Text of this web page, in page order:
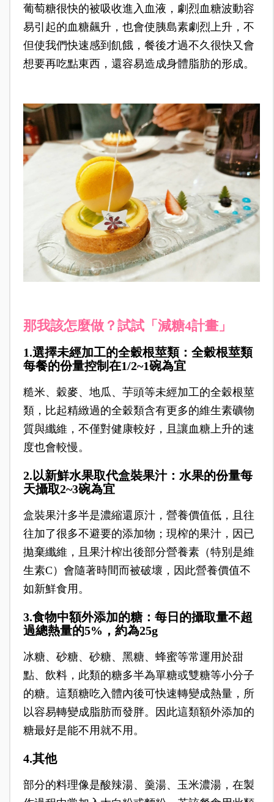
葡萄糖很快的被吸收進入血液，劇烈血糖波動容
易引起的血糖飆升，也會使胰島素劇烈上升，不
但使我們快速感到飢餓，餐後才過不久很快又會
想要再吃點東西，還容易造成身體脂肪的形成。
那我該怎麼做？試試「減糖4計畫」
1.選擇未經加工的全穀根莖類：全穀根莖類
每餐的份量控制在1/2~1碗為宜
糙米、穀麥、地瓜、芋頭等未經加工的全穀根莖
類，比起精緻過的全穀類含有更多的維生素礦物
質與纖維，不僅對健康較好，且讓血糖上升的速
度也會較慢。
2.以新鮮水果取代盒裝果汁：水果的份量每
天攝取2~3碗為宜
盒裝果汁多半是濃縮還原汁，營養價值低，且往
往加了很多不避要的添加物；現榨的果汁，因已
拋棄纖維，且果汁榨出後部分營養素（特別是維
生素C）會隨著時間而被破壞，因此營養價值不
如新鮮食用。
3.食物中額外添加的糖：每日的攝取量不超
過總熱量的5%，約為25g
冰糖、砂糖、砂糖、黑糖、蜂蜜等常運用於甜
點、飲料，此類的糖多半為單糖或雙糖等小分子
的糖。這類糖吃入體內後可快速轉變成熱量，所
以容易轉變成脂肪而發胖。因此這類額外添加的
糖最好是能不用就不用。
4.其他
部分的料理像是酸辣湯、羹湯、玉米濃湯，在製